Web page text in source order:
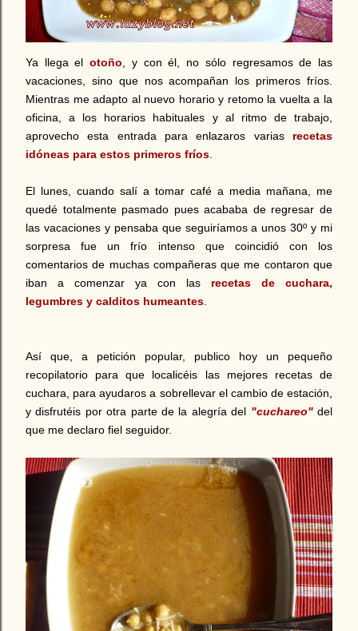
Ya llega elotoño , y con él, no sólo regresamos de las
vacaciones, sino que nos acompañan los primeros fríos.
Mientras me adapto al nuevo horario y retomo la vuelta a la
oficina, a los horarios habituales y al ritmo de trabajo,
aprovecho esta entrada para enlazaros varias recetas
idóneas para estos primeros fríos
El lunes, cuando salí a tomar café a media mañana, me
quedé totalmente pasmado pues acababa de regresar de
las vacaciones y pensaba que seguiríamos a unos 30º y mi
sorpresa fue un frío intenso que coincidió con los
comentarios de muchas compañeras que me contaron que
iban a comenzar ya con las recetas de cuchara,
legumbres y calditos humeantes
Así que, a petición popular, publico hoy un pequeño
recopilatorio para que localicéis las mejores recetas de
cuchara, para ayudaros a sobrellevar el cambio de estación,
y disfrutéis por otra parte de la alegría del "cuchareo"del
que me declaro fiel seguidor.